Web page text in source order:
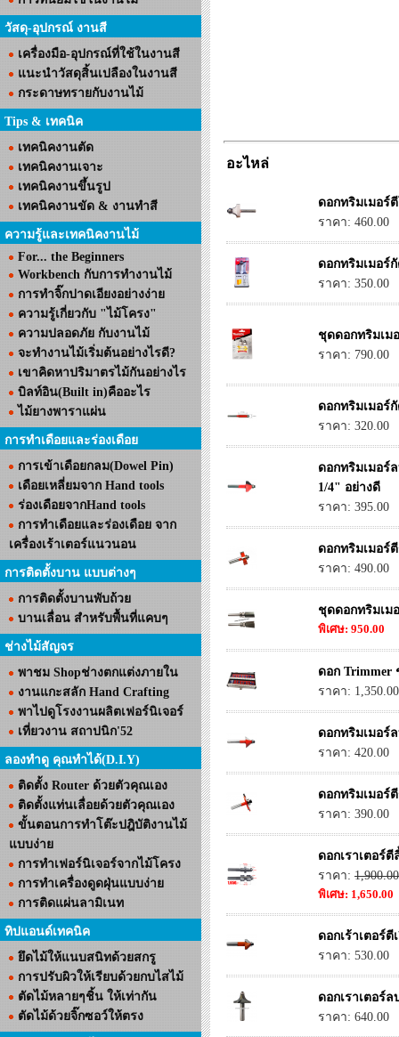
วัสดุ-อุปกรณ์ งานสี
เครื่องมือ-อุปกรณ์ที่ใช้ในงานสี
แนะนำวัสดุสิ้นเปลืองในงานสี
กระดาษทรายกับงานไม้
Tips & เทคนิค
เทคนิคงานตัด
เทคนิคงานเจาะ
เทคนิคงานขึ้นรูป
เทคนิคงานขัด & งานทำสี
ความรู้และเทคนิคงานไม้
For... the Beginners
Workbench กับการทำงานไม้
การทำจิ๊กปาดเอียงอย่างง่าย
ความรู้เกี่ยวกับ "ไม้โครง"
ความปลอดภัย กับงานไม้
จะทำงานไม้เริ่มต้นอย่างไรดี?
เขาคิดหาปริมาตรไม้กันอย่างไร
บิลท์อิน(Built in)คืออะไร
ไม้ยางพาราแผ่น
การทำเดือยและร่องเดือย
การเข้าเดือยกลม(Dowel Pin)
เดือยเหลี่ยมจาก Hand tools
ร่องเดือยจากHand tools
การทำเดือยและร่องเดือย จาก
เครื่องเร้าเตอร์แนวนอน
การติดตั้งบาน แบบต่างๆ
การติดตั้งบานพับถ้วย
บานเลื่อน สำหรับพื้นที่แคบๆ
ช่างไม้สัญจร
พาชม Shopช่างตกแต่งภายใน
งานแกะสลัก Hand Crafting
พาไปดูโรงงานผลิตเฟอร์นิเจอร์
เที่ยวงาน สถาปนิก'52
ลองทำดู คุณทำได้(D.I.Y)
ติดตั้ง Router ด้วยตัวคุณเอง
ติดตั้งแท่นเลื่อยด้วยตัวคุณเอง
ขั้นตอนการทำโต๊ะปฎิบัติงานไม้
แบบง่าย
การทำเฟอร์นิเจอร์จากไม้โครง
การทำเครื่องดูดฝุ่นแบบง่าย
การติดแผ่นลามิเนท
ทิปแอนด์เทคนิค
ยึดไม้ให้แนบสนิทด้วยสกรู
การปรับผิวให้เรียบด้วยกบไสไม้
ตัดไม้หลายๆชิ้น ให้เท่ากัน
ตัดไม้ด้วยจิ๊กซอว์ให้ตรง
อะไหล่
ดอกทริมเมอร์
ราคา: 460.00
ดอกทริมเมอร์
ราคา: 350.00
ชุดดอกทริมเม
ราคา: 790.00
ดอกทริมเมอร์
ราคา: 320.00
ดอกทริมเมอร์
1/4" อย่างดี
ราคา: 395.00
ดอกทริมเมอร์
ราคา: 490.00
ชุดดอกทริมเม
พิเศษ: 950.00
ดอก Trimmer
ราคา: 1,350.00
ดอกทริมเมอร์
ราคา: 420.00
ดอกทริมเมอร์
ราคา: 390.00
ดอกเราเตอร์
ราคา: 1,900.00
พิเศษ: 1,650.00
ดอกเร้าเตอร์
ราคา: 530.00
ดอกเราเตอร์
ราคา: 640.00